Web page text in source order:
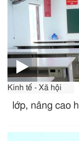
Kinh tế - Xã hội
lớp, nâng cao